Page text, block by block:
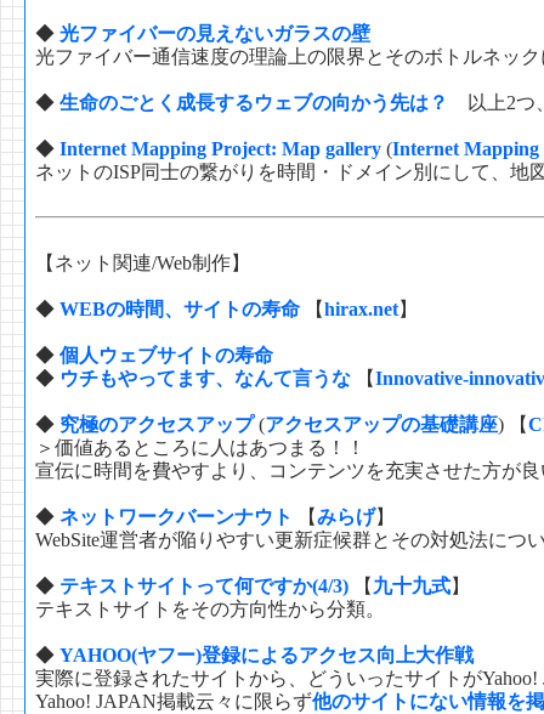
◆ 光ファイバーの見えないガラスの壁
光ファイバー通信速度の理論上の限界とそのボトルネッ
◆ 生命のごとく成長するウェブの向かう先は？ 以上2つ
◆ Internet Mapping Project: Map gallery (Internet Mapping
ネットのISP同士の繋がりを時間・ドメイン別にして、地
【ネット関連/Web制作】
◆ WEBの時間、サイトの寿命 【hirax.net】
◆ 個人ウェブサイトの寿命
◆ ウチもやってます、なんて言うな 【Innovative-
◆ 究極のアクセスアップ(アクセスアップの基礎講座) 【
＞価値あるところに人はあつまる！！
宣伝に時間を費やすより、コンテンツを充実させた方が
◆ ネットワークバーンナウト 【みらげ】
WebSite運営者が陥りやすい更新症候群とその対処法につ
◆ テキストサイトって何ですか(4/3) 【 九十九式】
テキストサイトをその方向性から分類。
◆ YAHOO(ヤフー)登録によるアクセス向上大作戦
実際に登録されたサイトから、どういったサイトが
Yahoo! JAPAN掲載云々に限らず他のサイトにない情報を